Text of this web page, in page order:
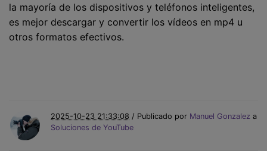
la mayoría de los dispositivos y teléfonos inteligentes,
es mejor descargar y convertir los vídeos en mp4 u
otros formatos efectivos.
2025-10-23 21:33:08 / Publicado por Manuel Gonzalez a
Soluciones de YouTube